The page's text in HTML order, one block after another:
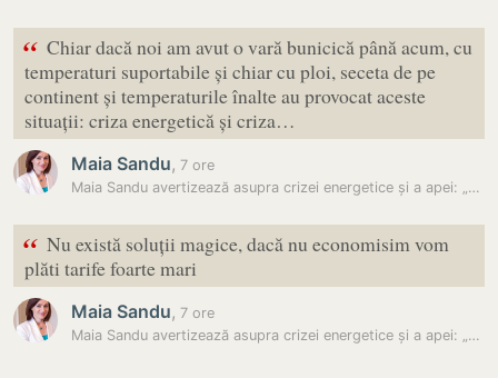
“ Chiar dacă noi am avut o vară bunicică până acum, cu
temperaturi suportabile și chiar cu ploi, seceta de pe
continent și temperaturile înalte au provocat aceste
situații: criza energetică și criza…
Maia Sandu, 7 ore
Maia Sandu avertizează asupra crizei energetice și a apei: „Nu există…
“ Nu există soluții magice, dacă nu economisim vom
plăti tarife foarte mari
Maia Sandu, 7 ore
Maia Sandu avertizează asupra crizei energetice și a apei: „Nu există…